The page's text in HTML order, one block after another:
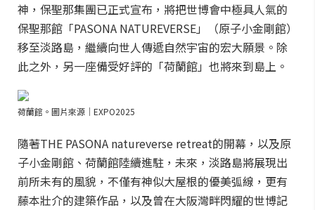
神，保聖那集團已正式宣布，將把世博會中極具人氣的
保聖那館「PASONA NATUREVERSE」（原子小金剛館）
移至淡路島，繼續向世人傳遞自然宇宙的宏大願景。除
此之外，另一座備受好評的「荷蘭館」也將來到島上。
荷蘭館。圖片來源｜EXPO2025
隨著THE PASONA natureverse retreat的開幕，以及原
子小金剛館、荷蘭館陸續進駐，未來，淡路島將展現出
前所未有的風貌，不僅有神似大屋根的優美弧線，更有
藤本壯介的建築作品，以及曾在大阪灣畔閃耀的世博記